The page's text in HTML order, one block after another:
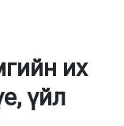
их
үйл